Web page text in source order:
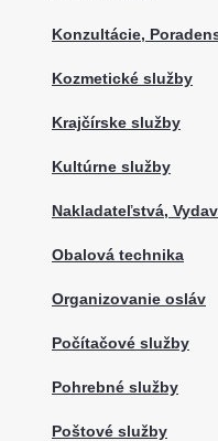
Konzultácie,
Kozmetické služby
Krajčírske služby
Kultúrne služby
Nakladateľstvá,
Obalová technika
Organizovanie osláv
Počítačové služby
Pohrebné služby
Poštové služby